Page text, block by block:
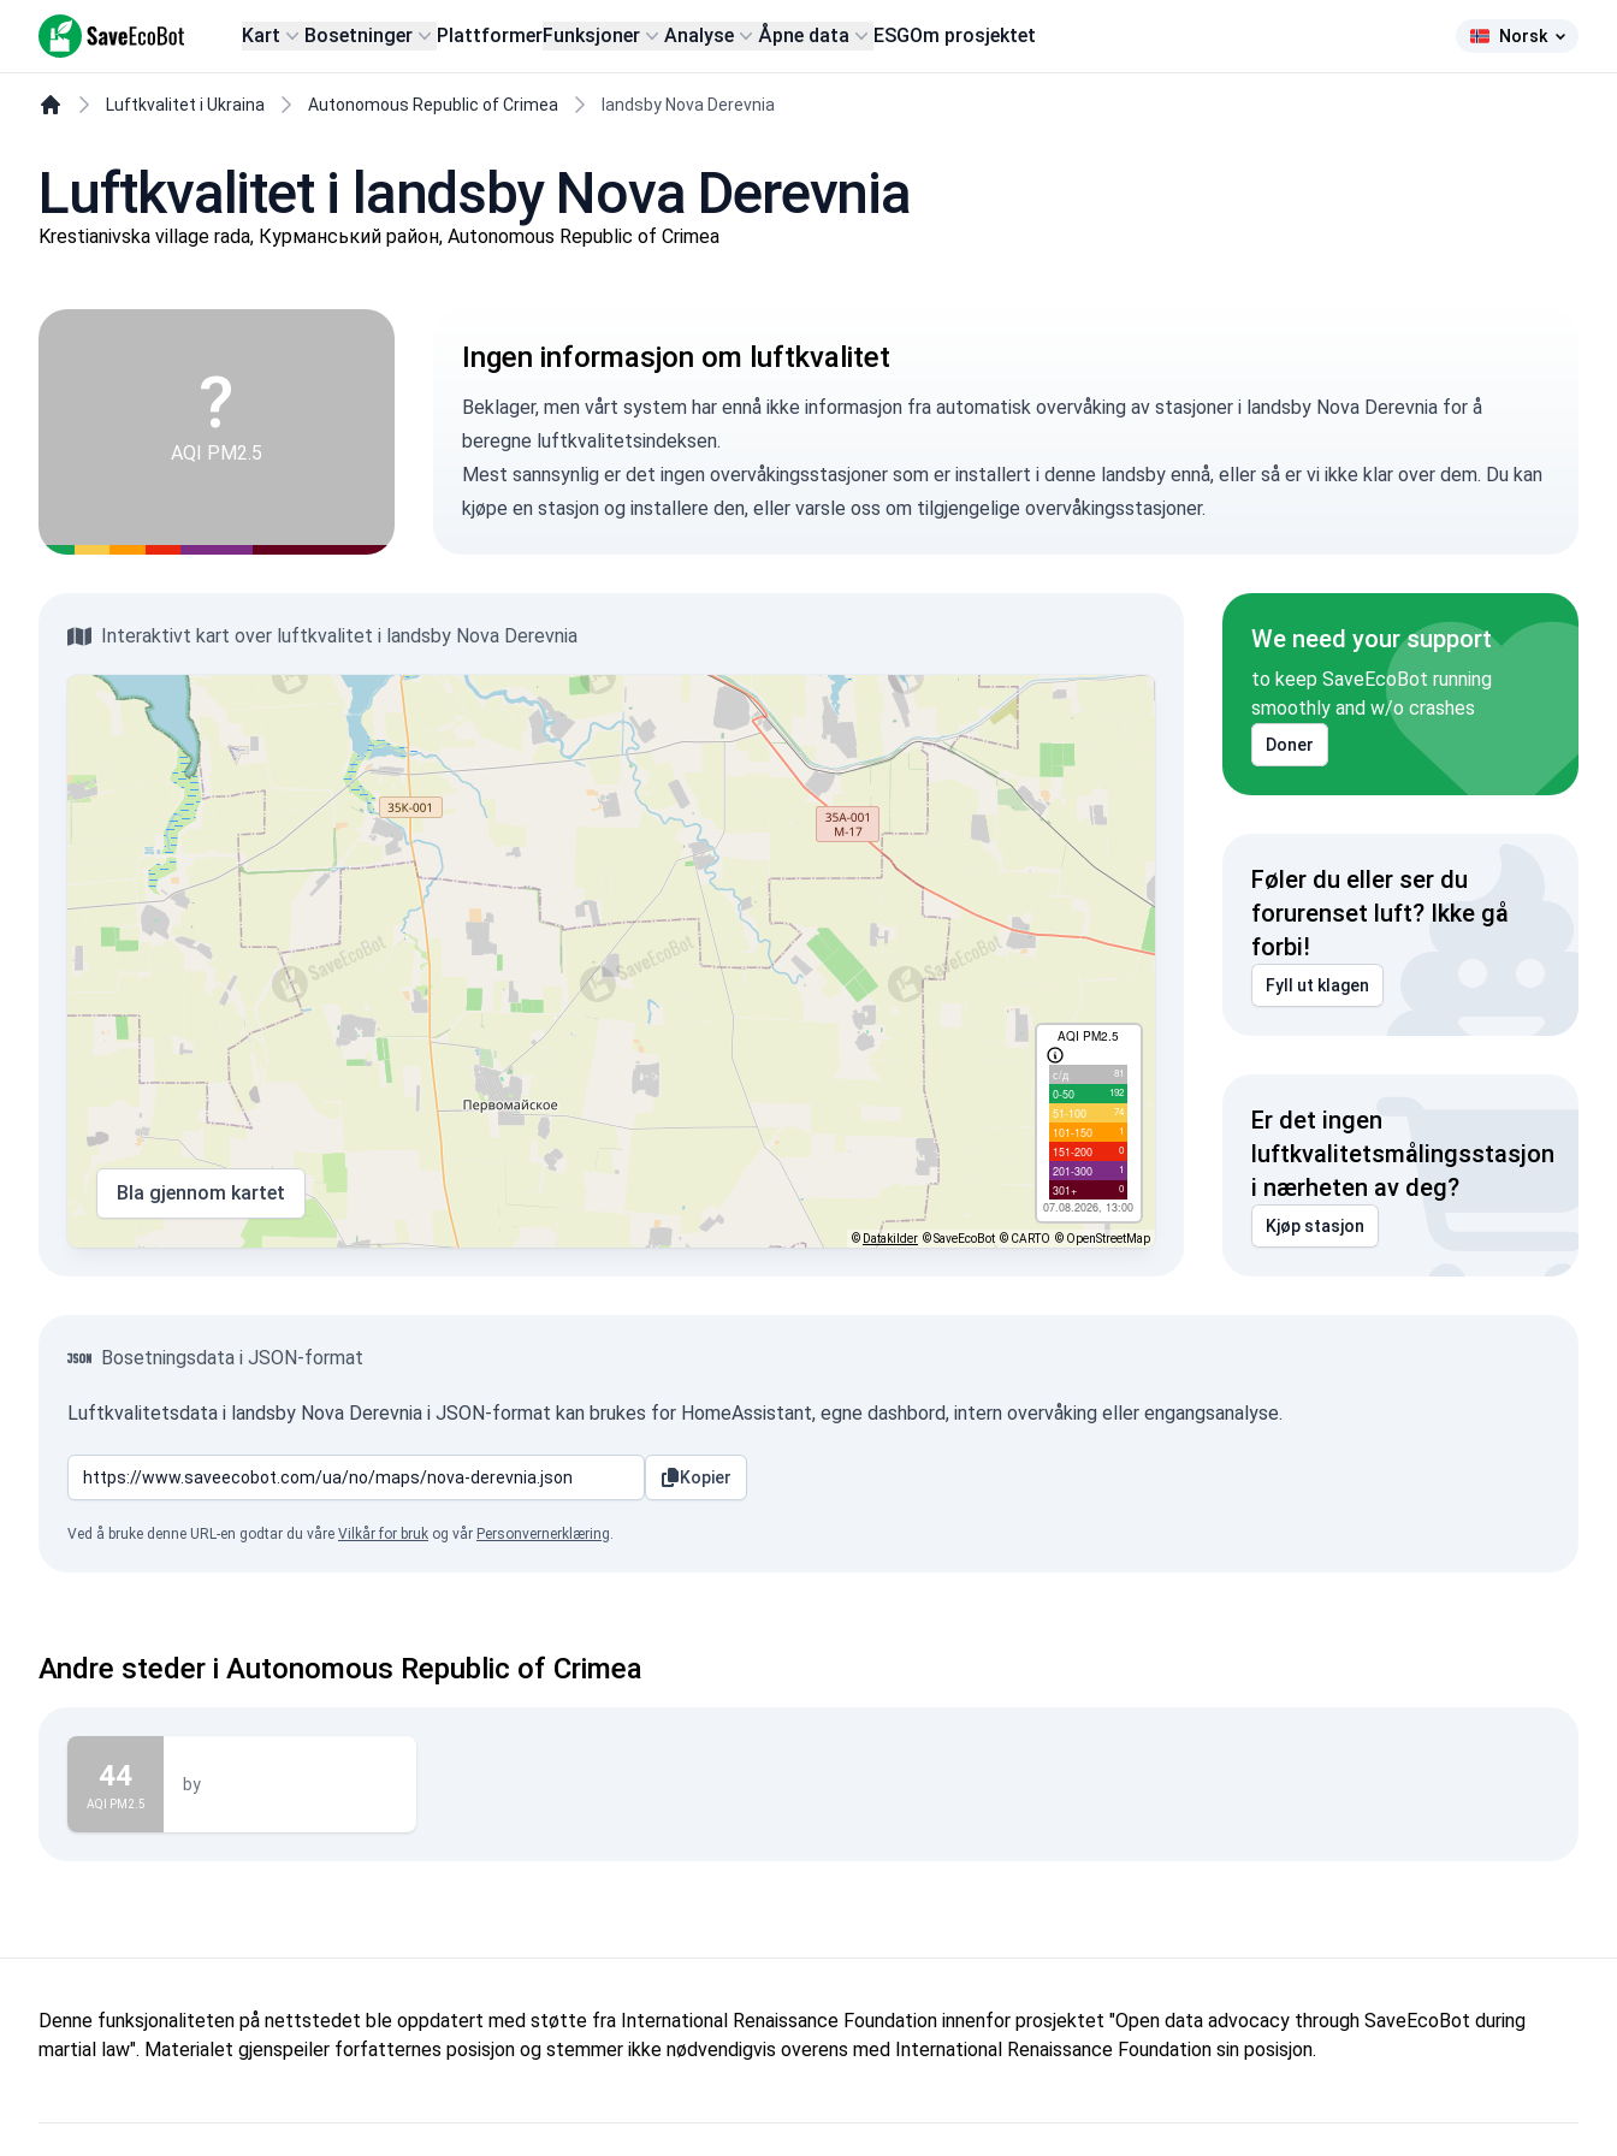
SaveEcoBot Kart Bosetninger PlattformerFunksjoner Analyse Åpne data ESGOm prosjektet Norsk
Luftkvalitet i Ukraina Autonomous Republic of Crimea landsby Nova Derevnia
Luftkvalitet i landsby Nova Derevnia
Krestianivska village rada, Курманський район, Autonomous Republic of Crimea
?
AQI PM2.5
Ingen informasjon om luftkvalitet
Beklager, men vårt system har ennå ikke informasjon fra automatisk overvåking av stasjoner i landsby Nova Derevnia for å
beregne luftkvalitetsindeksen.
Mest sannsynlig er det ingen overvåkingsstasjoner som er installert i denne landsby ennå, eller så er vi ikke klar over dem. Du kan
kjøpe en stasjonog installere den, eller varsle oss om tilgjengelige overvåkingsstasjoner.
Interaktivt kart over luftkvalitet i landsby Nova Derevnia
AQI PM2.5
с/д 81
0-50 192
51-100 74
101-150 1
151-200 0
201-300 1
301+ 0
07.08.2026, 13:00
Bla gjennom kartet
© Datakilder © SaveEcoBot © CARTO © OpenStreetMap
We need your support
to keep SaveEcoBot running
smoothly and w/o crashes
Doner
Føler du eller ser du
forurenset luft? Ikke gå
forbi!
Fyll ut klagen
Er det ingen
luftkvalitetsmålingsstasjon
i nærheten av deg?
Kjøp stasjon
Bosetningsdata i JSON-format
Luftkvalitetsdata i landsby Nova Derevnia i JSON-format kan brukes for HomeAssistant, egne dashbord, intern overvåking eller engangsanalyse.
Kopier
Ved å bruke denne URL-en godtar du våre Vilkår for bruk og vår Personvernerklæring.
Andre steder i Autonomous Republic of Crimea
44
AQI PM2.5
by
Denne funksjonaliteten på nettstedet ble oppdatert med støtte fra International Renaissance Foundation innenfor prosjektet "Open data advocacy through SaveEcoBot during
martial law". Materialet gjenspeiler forfatternes posisjon og stemmer ikke nødvendigvis overens med International Renaissance Foundation sin posisjon.